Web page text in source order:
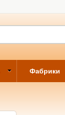
Фабрики